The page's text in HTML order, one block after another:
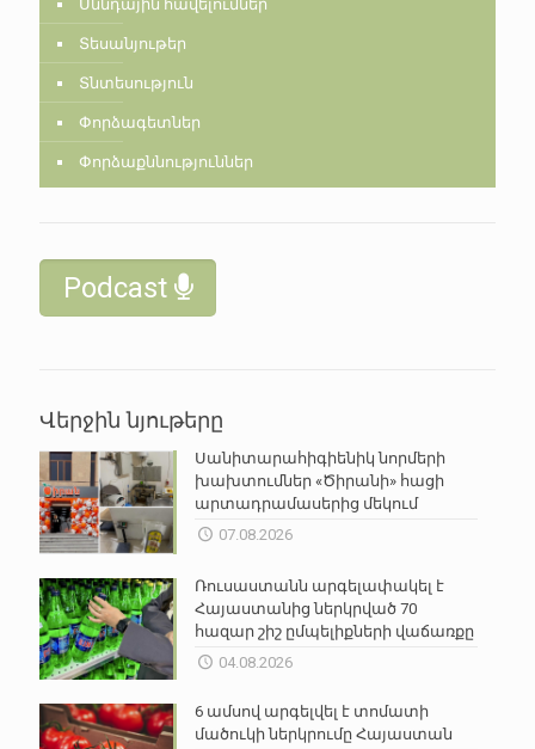
Սննդային հավելումներ
Տեսանյութեր
Տնտեսություն
Փորձագետներ
Փորձաքննություններ
Podcast
Վերջին նյութերը
Սանիտարահիգիենիկ նորմերի
խախտումներ «Ծիրանի» հացի
արտադրամասերից մեկում
07.08.2026
Ռուսաստանն արգելափակել է
Հայաստանից ներկրված 70
հազար շիշ ըմպելիքների վաճառքը
04.08.2026
6 ամսով արգելվել է տոմատի
մածուկի ներկրումը Հայաստան